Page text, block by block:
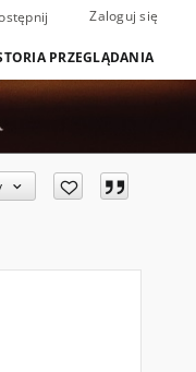
Zaloguj się
PRZEGLĄDANIA